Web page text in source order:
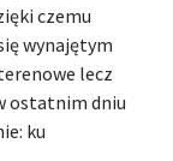
czemu
wynajętym
lecz
ostatnim dniu
ku